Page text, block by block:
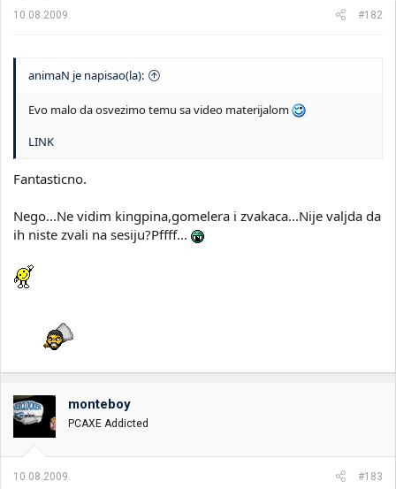
10.08.2009. #182
animaN je napisao(la):
Evo malo da osvezimo temu sa video materijalom
LINK
Fantasticno.
Nego...Ne vidim kingpina,gomelera i zvakaca...Nije valjda da
ih niste zvali na sesiju?Pffff...
monteboy
PCAXE Addicted
10.08.2009. #183